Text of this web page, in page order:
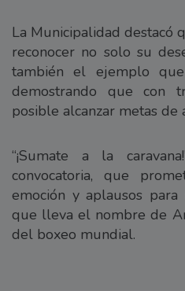
La Municipalidad destacó
reconocer no solo su
también el ejemplo
demostrando que con
posible alcanzar metas de
“¡Sumate a la
convocatoria, que
emoción y aplausos
que lleva el nombre de
del boxeo mundial.